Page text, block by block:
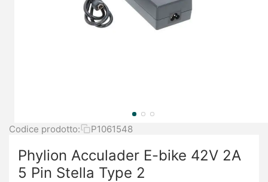
Codice prodotto: P1061548
Phylion Acculader E-bike 42V 2A
5 Pin Stella Type 2